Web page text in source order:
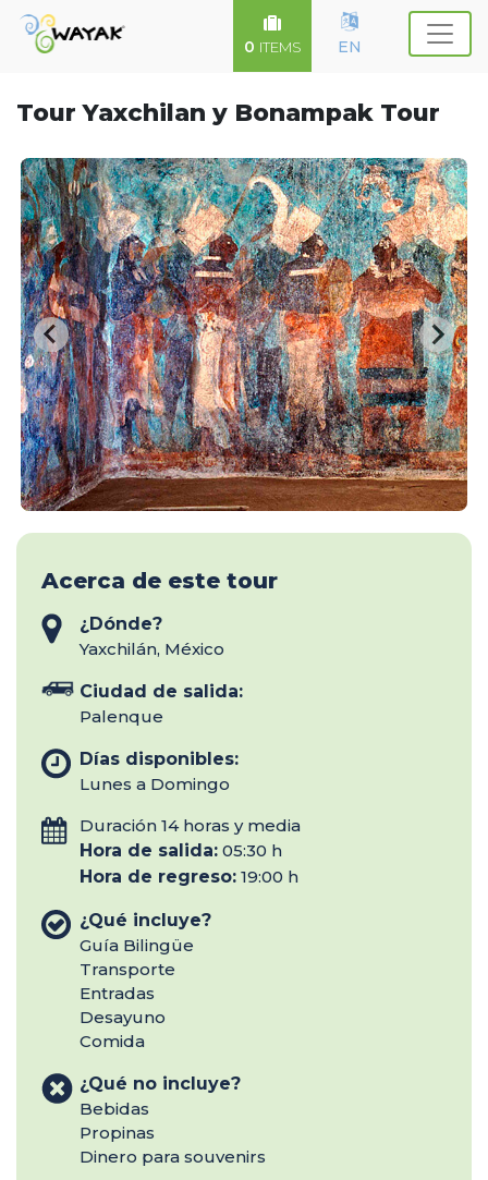
0 ITEMS EN
Tour Yaxchilan y Bonampak Tour
Acerca de este tour
¿Dónde?
Yaxchilán, México
Ciudad de salida:
Palenque
Días disponibles:
Lunes a Domingo
Duración 14 horas y media
Hora de salida: 05:30 h
Hora de regreso: 19:00 h
¿Qué incluye?
Guía Bilingüe
Transporte
Entradas
Desayuno
Comida
¿Qué no incluye?
Bebidas
Propinas
Dinero para souvenirs